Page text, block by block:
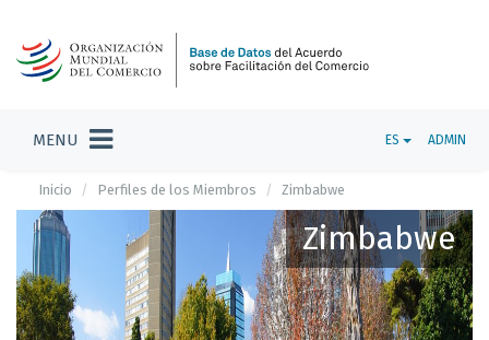
MENU ES ADMIN
Inicio Perfiles de los Miembros Zimbabwe
Zimbabwe